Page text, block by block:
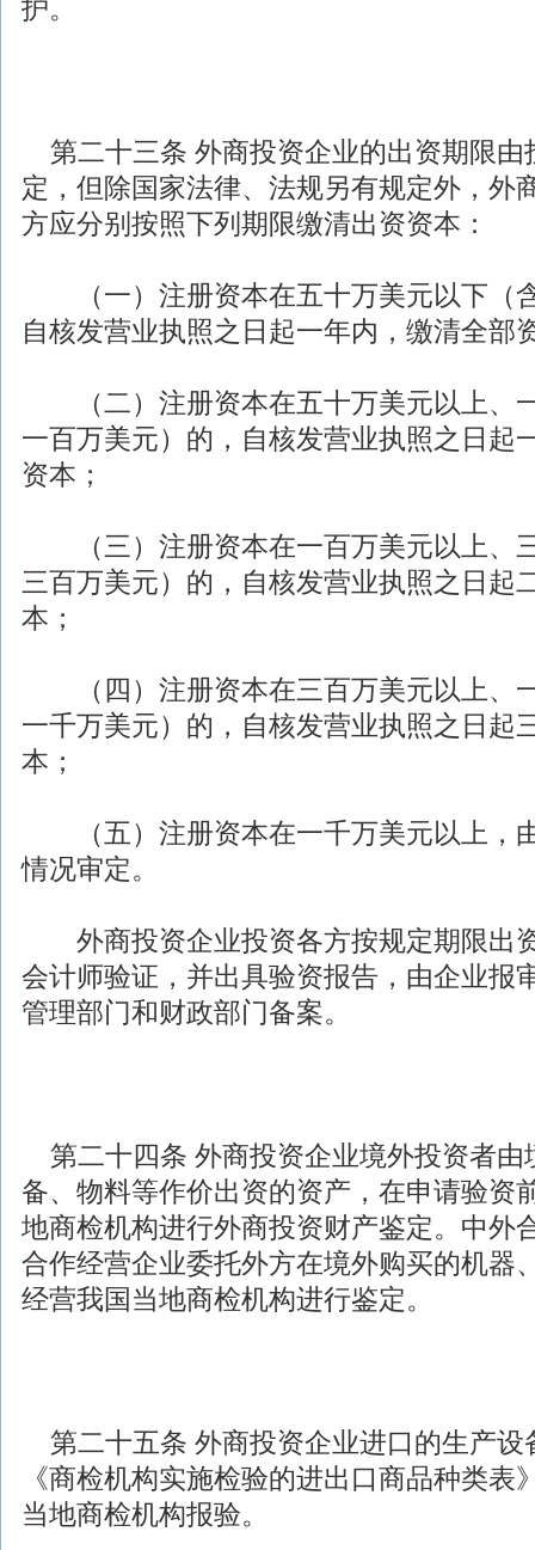
护。
第二十三条 外商投资企业的出资期限由
定，但除国家法律、 法规另有规定外， 外
方应分别按照下列期限缴清出资资本：
（一）注册资本在五十万美元以下（
自核发营业执照之日起一年内，缴清全部
（二）注册资本在五十万美元以上、
一百万美元）的，自核发营业执照之日起
资本；
（三）注册资本在一百万美元以上、
三百万美元）的，自核发营业执照之日起
本；
（四）注册资本在三百万美元以上、
一千万美元）的，自核发营业执照之日起
本；
（五）注册资本在一千万美元以上，
情况审定。
外商投资企业投资各方按规定期限出
会计师验证，并出具验资报告，由企业报
管理部门和财政部门备案。
第二十四条 外商投资企业境外投资者由
备、物料等作价出资的资产，在申请验资
地商检机构进行外商投资财产鉴定。中外
合作经营企业委托外方在境外购买的机器
经营我国当地商检机构进行鉴定。
第二十五条 外商投资企业进口的生产设
《商检机构实施检验的进出口商品种类表
当地商检机构报验。